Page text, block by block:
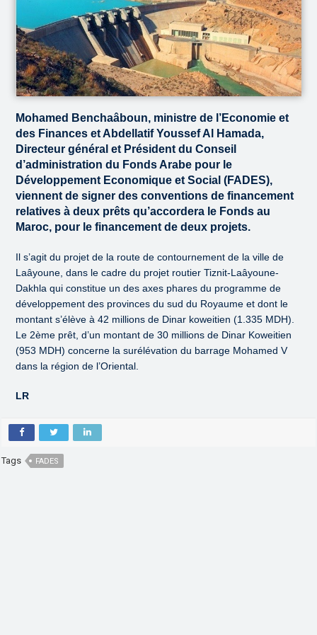
Mohamed Benchaâboun, ministre de l’Economie et
des Finances et Abdellatif Youssef Al Hamada,
Directeur général et Président du Conseil
d’administration du Fonds Arabe pour le
Développement Economique et Social (FADES),
viennent de signer des conventions de financement
relatives à deux prêts qu’accordera le Fonds au
Maroc, pour le financement de deux projets.
Il s’agit du projet de la route de contournement de la ville de
Laâyoune, dans le cadre du projet routier Tiznit-Laâyoune-
Dakhla qui constitue un des axes phares du programme de
développement des provinces du sud du Royaume et dont le
montant s’élève à 42 millions de Dinar koweitien (1.335 MDH).
Le 2ème prêt, d’un montant de 30 millions de Dinar Koweitien
(953 MDH) concerne la surélévation du barrage Mohamed V
dans la région de l’Oriental.
LR
Tags FADES